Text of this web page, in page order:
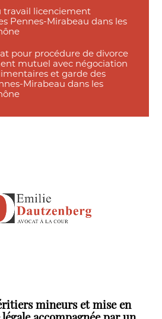
travail licenciement
Pennes-Mirabeau dans les
pour procédure de divorce
mutuel avec négociation
et garde des
Mirabeau dans les
mineurs et mise en